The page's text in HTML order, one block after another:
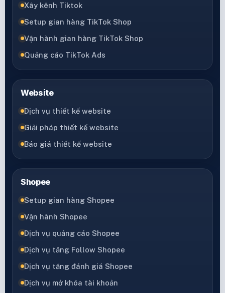
Xây kênh Tiktok
Setup gian hàng TikTok Shop
Vận hành gian hàng TikTok Shop
Quảng cáo TikTok Ads
Website
Dịch vụ thiết kế website
Giải pháp thiết kế website
Báo giá thiết kế website
Shopee
Setup gian hàng Shopee
Vận hành Shopee
Dịch vụ quảng cáo Shopee
Dịch vụ tăng Follow Shopee
Dịch vụ tăng đánh giá Shopee
Dịch vụ mở khóa tài khoản